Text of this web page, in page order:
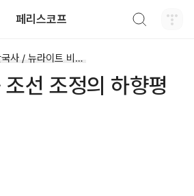
페리스코프
망국 100년(밖에서 본 한국사 / 뉴라이트 비판)
선 조정의 하향평